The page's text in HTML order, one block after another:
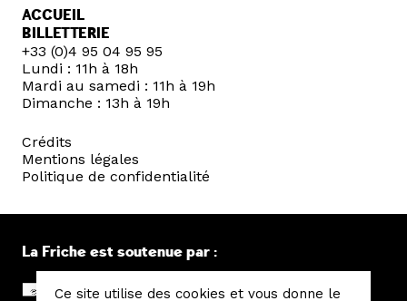
ACCUEIL
BILLETTERIE
+33 (0)4 95 04 95 95
Lundi : 11h à 18h
Mardi au samedi : 11h à 19h
Dimanche : 13h à 19h
Crédits
Mentions légales
Politique de confidentialité
La Friche est soutenue par :
Ce site utilise des cookies et vous donne le